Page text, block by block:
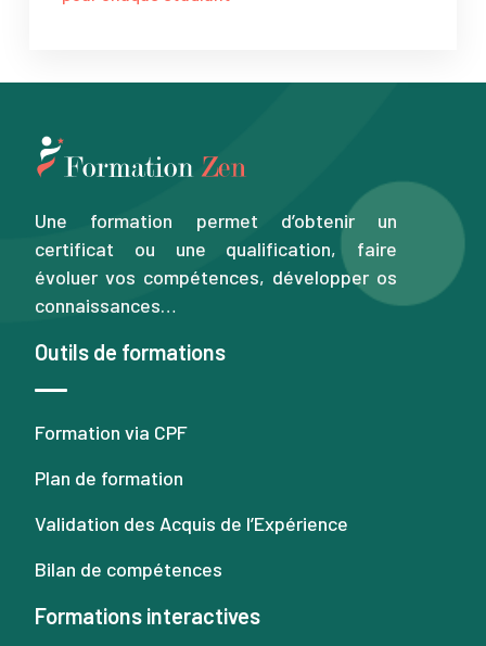
Une formation permet d’obtenir un
certificat ou une qualification, faire
évoluer vos compétences, développer os
connaissances…
Outils de formations
Formation via CPF
Plan de formation
Validation des Acquis de l’Expérience
Bilan de compétences
Formations interactives